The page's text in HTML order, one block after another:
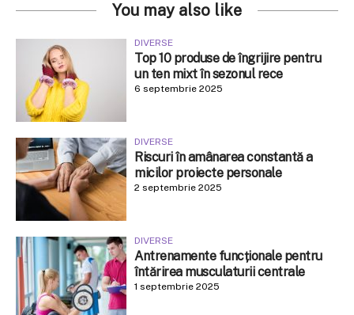
You may also like
DIVERSE
Top 10 produse de îngrijire pentru
un ten mixt în sezonul rece
6 septembrie 2025
DIVERSE
Riscuri în amânarea constantă a
micilor proiecte personale
2 septembrie 2025
DIVERSE
Antrenamente funcționale pentru
întărirea musculaturii centrale
1 septembrie 2025